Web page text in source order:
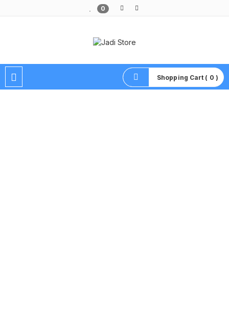
0
Shopping Cart ( 0 )